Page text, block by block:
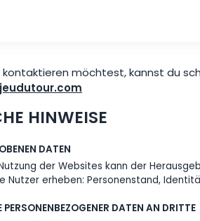
kontaktieren möchtest,
HINWEISE
DATEN
Nutzung der Websites kann
Nutzer erheben: